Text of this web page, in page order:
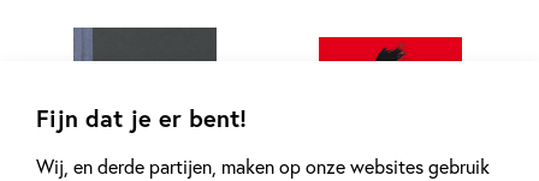
Fijn dat je er bent!
Wij, en derde partijen, maken op onze websites gebruik
Prijswinnaar